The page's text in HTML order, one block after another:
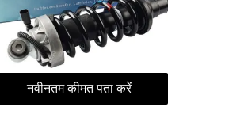
नवीनतम कीमत पता करें